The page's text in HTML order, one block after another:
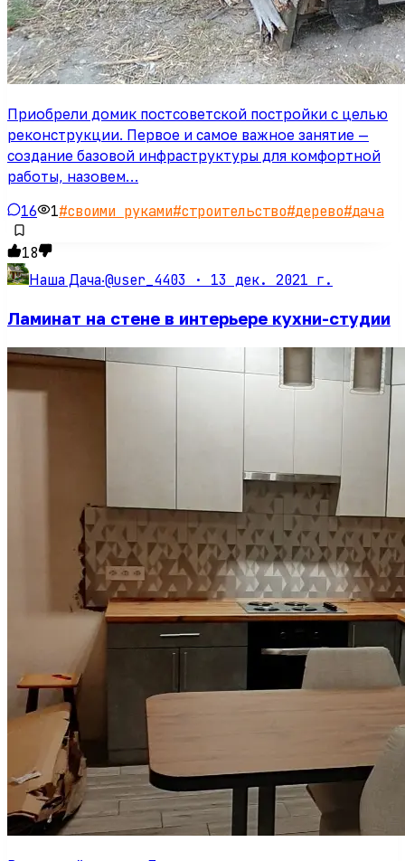
Приобрели домик постсоветской постройки с целью
реконструкции. Первое и самое важное занятие —
создание базовой инфраструктуры для комфортной
работы, назовем…
16 1#своими руками#строительство#дерево#дача
18
Наша Дача·@user_4403 · 13 дек. 2021 г.
Ламинат на стене в интерьере кухни-студии